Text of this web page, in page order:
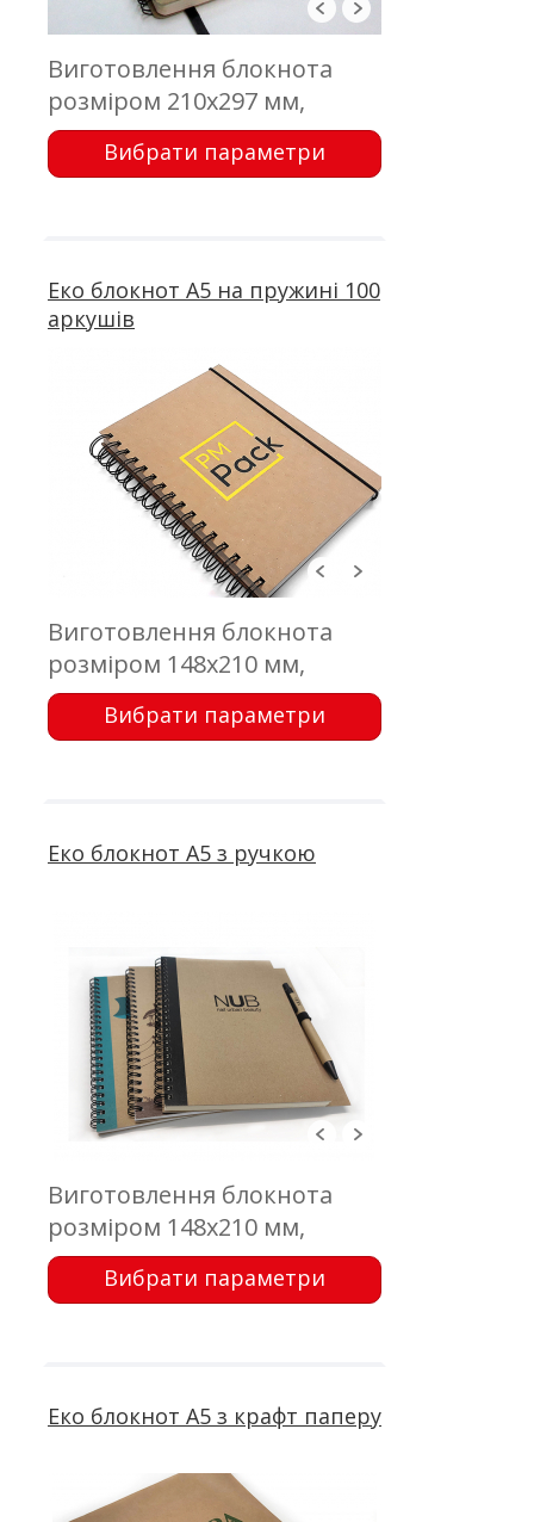
Виготовлення блокнота
розміром 210х297 мм,
обкладинка - еко картон з
друком; блок 50 аркушів,
Вибрати параметри
Еко блокнот А5 на пружині 100
аркушів
Виготовлення блокнота
розміром 148х210 мм,
обкладинка - еко картон з
друком; блок 100 аркушів,
Вибрати параметри
Еко блокнот А5 з ручкою
Виготовлення блокнота
розміром 148х210 мм,
обкладинка - еко картон з
друком; блок 50 аркушів,
Вибрати параметри
Еко блокнот А5 з крафт паперу